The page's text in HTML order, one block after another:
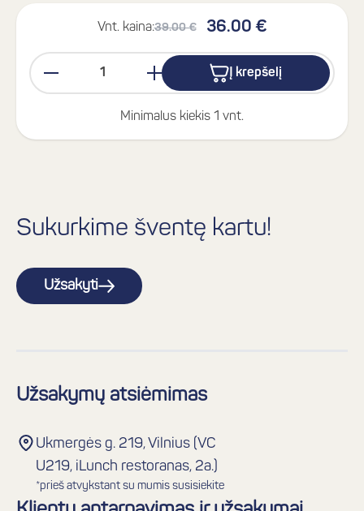
Vnt. kaina:39.00 € 36.00 €
Į krepšelį
Minimalus kiekis 1 vnt.
Sukurkime šventę kartu!
Užsakyti
Užsakymų atsiėmimas
Ukmergės g. 219, Vilnius (VC
U219, iLunch restoranas, 2a.)
*prieš atvykstant su mumis susisiekite